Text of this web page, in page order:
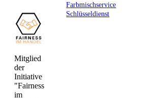
Mitglied
der
Initiative
"Fairness
im
Farbmischservice
Schlüsseldienst